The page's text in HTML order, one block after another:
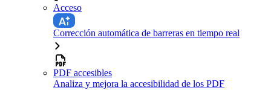
Acceso
Corrección automática de barreras en tiempo real
PDF accesibles
Analiza y mejora la accesibilidad de los PDF